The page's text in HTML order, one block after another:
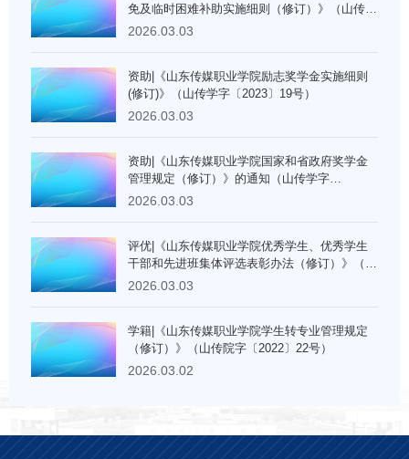
免及临时困难补助实施细则（修订）》（山传学
字〔2026〕1号）
2026.03.03
资助|《山东传媒职业学院励志奖学金实施细则
(修订)》（山传学字〔2023〕19号）
2026.03.03
资助|《山东传媒职业学院国家和省政府奖学金
管理规定（修订）》的通知（山传学字
〔2023〕17号）
2026.03.03
评优|《山东传媒职业学院优秀学生、优秀学生
干部和先进班集体评选表彰办法（修订）》（山
传学字〔2023〕10号）
2026.03.03
学籍|《山东传媒职业学院学生转专业管理规定
（修订）》（山传院字〔2022〕22号）
2026.03.02